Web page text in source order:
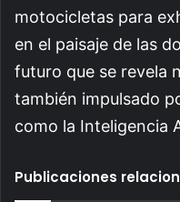
motocicletas para
en el paisaje de las
futuro que se revela
también impulsado
como la Inteligencia
Publicaciones